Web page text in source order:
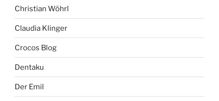
Christian Wöhrl
Claudia Klinger
Crocos Blog
Dentaku
Der Emil